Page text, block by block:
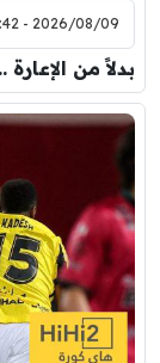
2026/08/09 - 07:42
بدلاً من